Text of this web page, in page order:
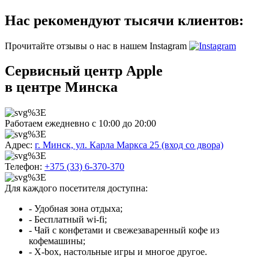
Нас рекомендуют тысячи клиентов:
Прочитайте отзывы о нас в нашем Instagram
Сервисный центр Apple
в центре Минска
Работаем ежедневно с 10:00 до 20:00
Адрес: г. Минск, ул. Карла Маркса 25 (вход со двора)
Телефон: +375 (33) 6-370-370
Для каждого посетителя доступна:
- Удобная зона отдыха;
- Бесплатный wi-fi;
- Чай с конфетами и свежезаваренный кофе из
кофемашины;
- X-box, настольные игры и многое другое.